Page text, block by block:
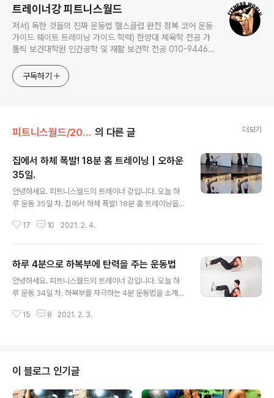
트레이너강 피트니스월드
저서) 독한 것들의 진짜 운동법 핼스클럽 완전 정복 코어 운동
가이드 웨이트 트레이닝 가이드 학력) 한양대 체육학 전공 가
톨릭 보건대학원 인간공학 및 재활 보건학 전공 010-9446-
구독하기
피트니스월드/2021오늘 하루 운동 의 다른 글 더보기
집에서 하체 폭발! 18분 홈 트레이닝 | 오하운
35일.
안녕하세요. 피트니스월드의 트레이너 강입니다. 오늘 하
루 운동 35일 차. 집에서 하체 폭발! 18분 홈 트레이닝을
스쿼트 300개를 실시하는 루틴입니다. 개인의 체력에 따
1. 4분 하체 타바타 운동 바닥 터치 스쿼트 점프 / hand to
filoor squat jumps 동작 설명: 1. 다리는 어깨 너비로 벌
리고 서서 무릎과 고관절을 굽혀 앉으며 왼손은 지면을 터
일어남과 동시에 가볍게 점프해 다리를 모았다가 다시 앉
17 10 2021. 2. 4.
하루 4분으로 하복부에 탄력을 주는 운동법
안녕하세요. 피트니스월드의 트레이너 강입니다. 오늘 하
루 운동 34일 차. 하복부를 자극하는 4분 운동법을 소개합
치 - 하이 플랭크 니 투 엘보우 동작으로 구성되며 각 동작
손은 엉덩이 뒤에 위치하고 복부에 힘을 줘 가볍게 다리는
들고 상체 중심은 뒤로 향한다. 2. 호흡을 내쉬며 상, 하체
를 가깝게 모으며 복부를 수축한다. 3. 천천히 시작 자세로
15 8 2021. 2. 3.
이 블로그 인기글